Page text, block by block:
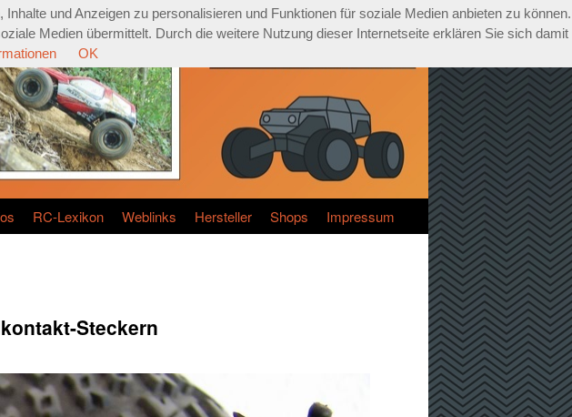
RC-Lexikon Weblinks Hersteller Shops Impressum
Steckern
und Anzeigen zu personalisieren und Funktionen für soziale Medien anbieten zu können.
Medien übermittelt. Durch die weitere Nutzung dieser Internetseite erklären Sie sich damit
OK